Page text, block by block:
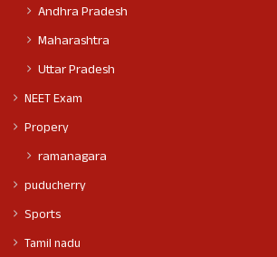
Andhra Pradesh
Maharashtra
Uttar Pradesh
NEET Exam
Propery
ramanagara
puducherry
Sports
Tamil nadu